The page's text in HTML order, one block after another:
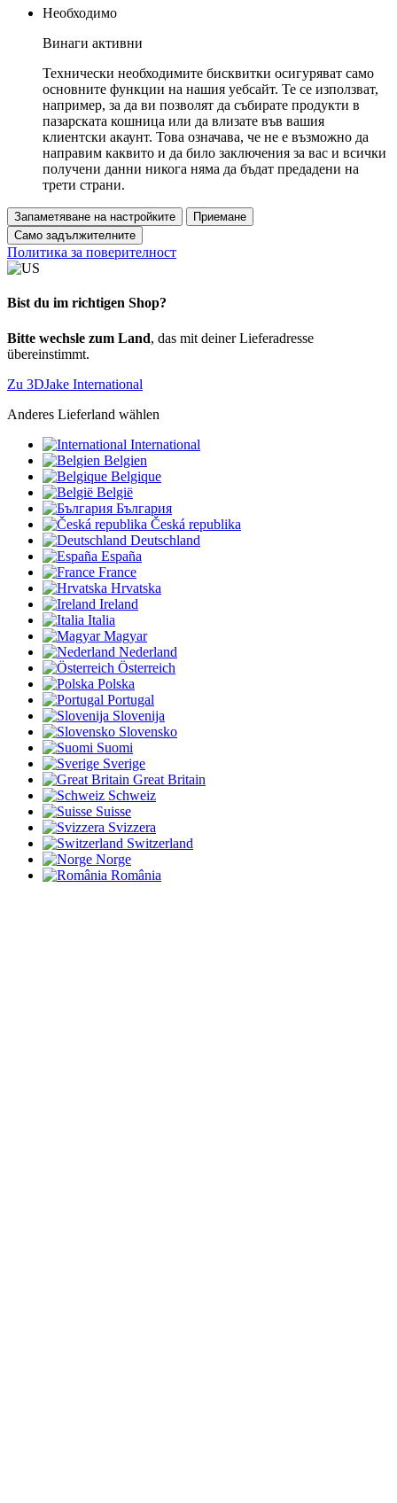
Необходимо
Винаги активни
Технически необходимите бисквитки осигуряват само
основните функции на нашия уебсайт. Те се използват,
например, за да ви позволят да събирате продукти в
пазарската кошница или да влизате във вашия
клиентски акаунт. Това означава, че не е възможно да
направим каквито и да било заключения за вас и всички
получени данни никога няма да бъдат предадени на
трети страни.
Запаметяване на настройките
Приемане
Само задължителните
Политика за поверителност
Bist du im richtigen Shop?
Bitte wechsle zum Land, das mit deiner Lieferadresse
übereinstimmt.
Zu 3DJake International
Anderes Lieferland wählen
International
Belgien
Belgique
België
България
Česká republika
Deutschland
España
France
Hrvatska
Ireland
Italia
Magyar
Nederland
Österreich
Polska
Portugal
Slovenija
Slovensko
Suomi
Sverige
Great Britain
Schweiz
Suisse
Svizzera
Switzerland
Norge
România